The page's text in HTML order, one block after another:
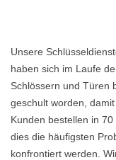
Unsere
haben sich im Laufe
Schlössern und Türen
geschult worden,
Kunden bestellen in
dies die häufigsten
konfrontiert werden.